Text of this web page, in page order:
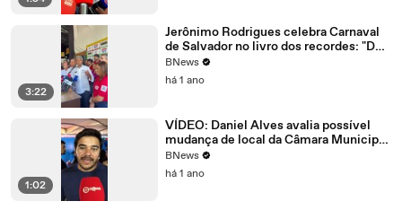
3:22
Jerônimo Rodrigues celebra Carnaval
de Salvador no livro dos recordes: "De
se comemorar com todos os prefeitos"
BNews
há 1 ano
1:02
VÍDEO: Daniel Alves avalia possível
mudança de local da Câmara Municipal
de Salvador após incêndio
BNews
há 1 ano